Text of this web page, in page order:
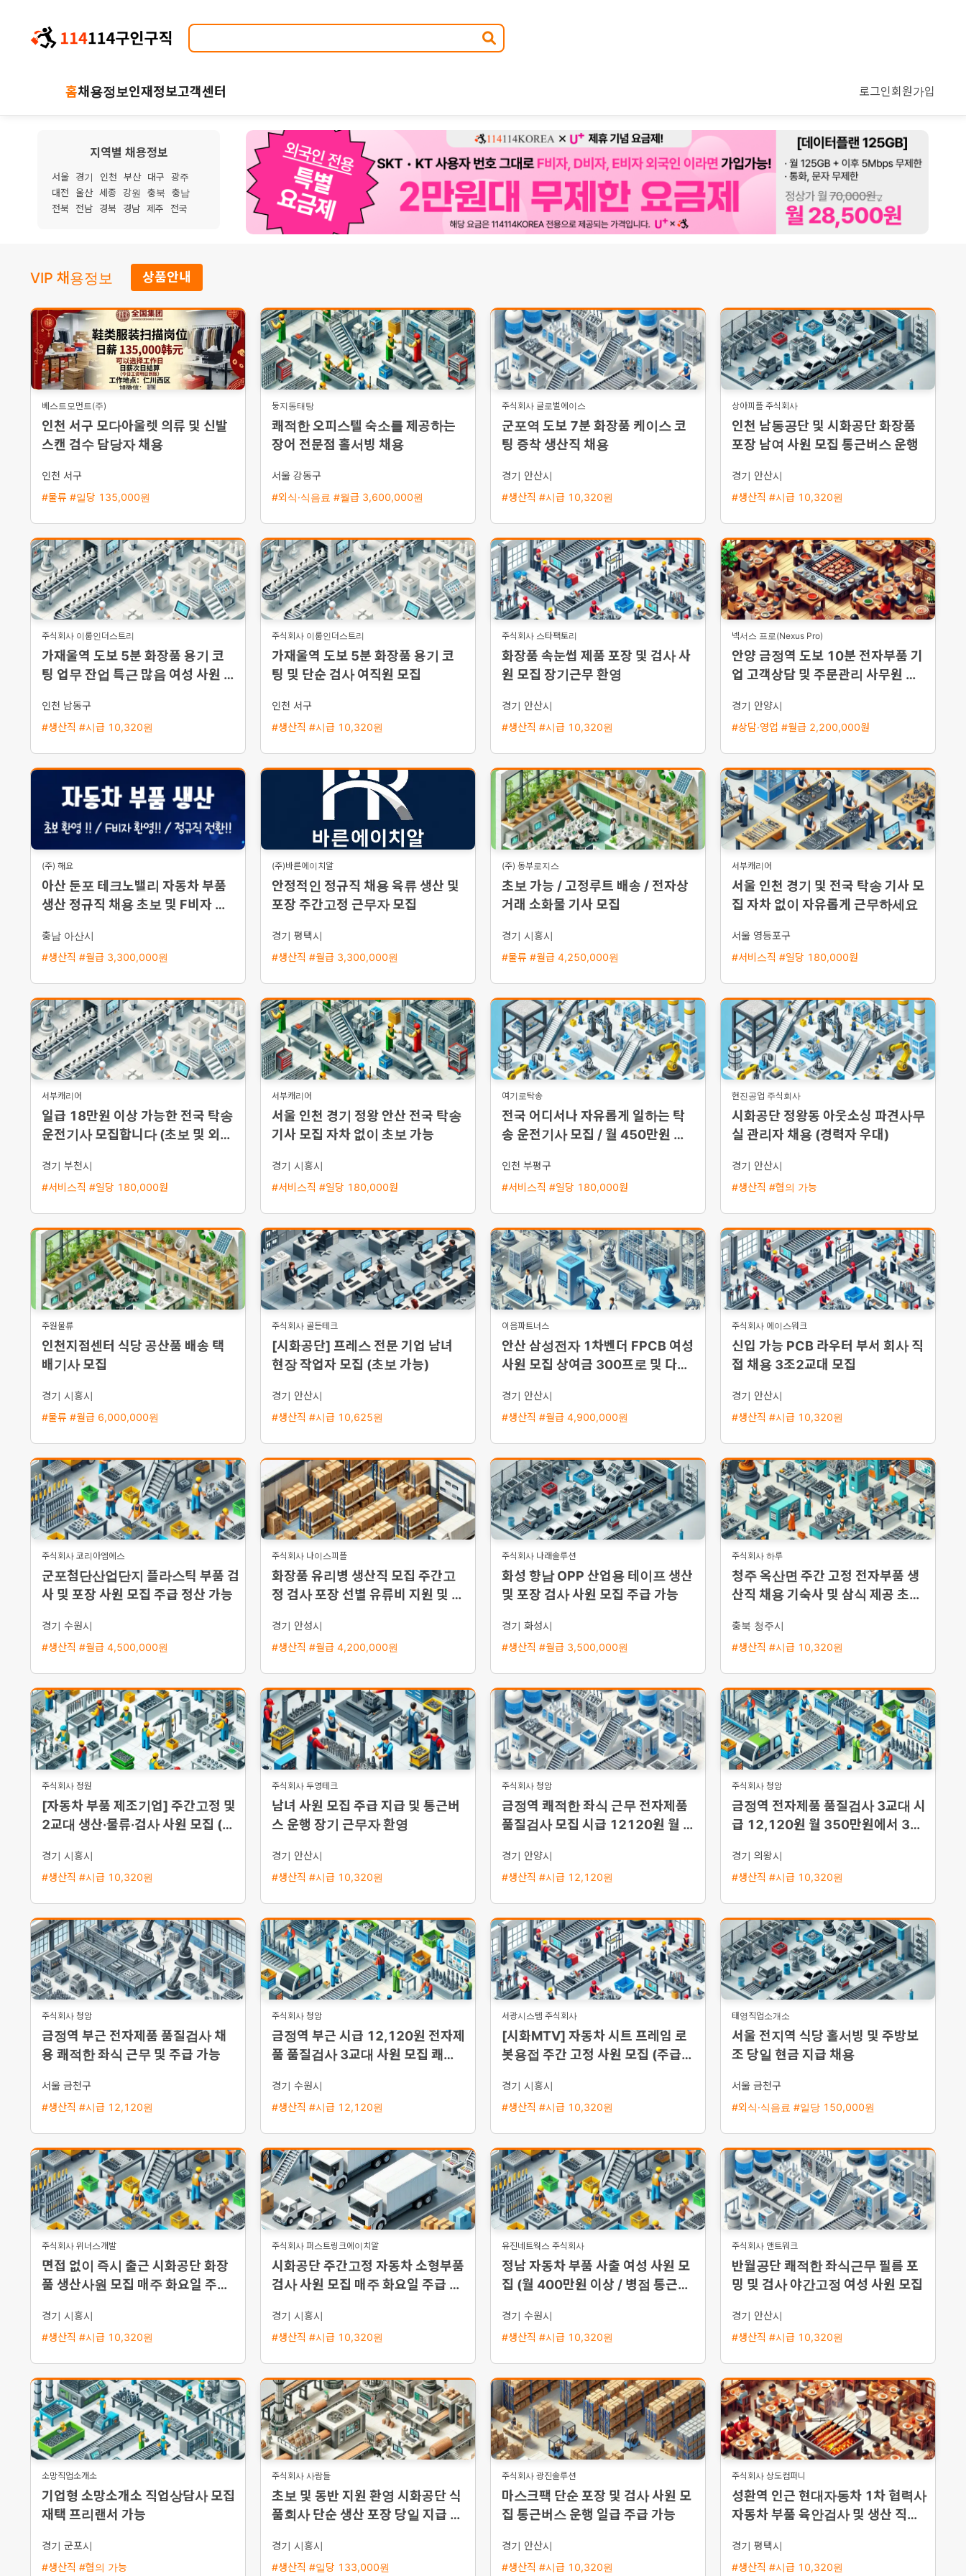
홈채용정보인재정보고객센터 로그인회원가입
지역별 채용정보
서울 경기 인천 부산 대구
광주
대전
울산 세종 강원 충북
충남
전북
전남 경북 경남 제주 전국
VIP 채용정보 상품안내
베스트모먼트(주)
인천 서구 모다아울렛 의류 및 신발
스캔 검수 담당자 채용
인천 서구
#물류 #일당 135,000원
둥지동태탕
쾌적한 오피스텔 숙소를 제공하는
장어 전문점 홀서빙 채용
서울 강동구
#외식·식음료 #월급 3,600,000원
주식회사 글로벌에이스
군포역 도보 7분 화장품 케이스 코
팅 증착 생산직 채용
경기 안산시
#생산직 #시급 10,320원
상아피플 주식회사
인천 남동공단 및 시화공단 화장품
포장 남여 사원 모집 통근버스 운행
경기 안산시
#생산직 #시급 10,320원
주식회사 이룸인더스트리
가재울역 도보 5분 화장품 용기 코
팅 업무 잔업 특근 많음 여성 사원 모
인천 남동구
#생산직 #시급 10,320원
주식회사 이룸인더스트리
가재울역 도보 5분 화장품 용기 코
팅 및 단순 검사 여직원 모집
인천 서구
#생산직 #시급 10,320원
주식회사 스타팩토리
화장품 속눈썹 제품 포장 및 검사 사
원 모집 장기근무 환영
경기 안산시
#생산직 #시급 10,320원
넥서스 프로(Nexus Pro)
안양 금정역 도보 10분 전자부품 기
업 고객상담 및 주문관리 사무원 채
경기 안양시
#상담·영업 #월급 2,200,000원
(주) 해요
아산 둔포 테크노밸리 자동차 부품
생산 정규직 채용 초보 및 F비자 환
충남 아산시
#생산직 #월급 3,300,000원
(주)바른에이치알
안정적인 정규직 채용 육류 생산 및
포장 주간고정 근무자 모집
경기 평택시
#생산직 #월급 3,300,000원
(주) 동부로지스
초보 가능 / 고정루트 배송 / 전자상
거래 소화물 기사 모집
경기 시흥시
#물류 #월급 4,250,000원
서부캐리어
서울 인천 경기 및 전국 탁송 기사 모
집 자차 없이 자유롭게 근무하세요
서울 영등포구
#서비스직 #일당 180,000원
서부캐리어
일급 18만원 이상 가능한 전국 탁송
운전기사 모집합니다 (초보 및 외국
경기 부천시
#서비스직 #일당 180,000원
서부캐리어
서울 인천 경기 정왕 안산 전국 탁송
기사 모집 자차 없이 초보 가능
경기 시흥시
#서비스직 #일당 180,000원
여기로탁송
전국 어디서나 자유롭게 일하는 탁
송 운전기사 모집 / 월 450만원 수
인천 부평구
#서비스직 #일당 180,000원
현진공업 주식회사
시화공단 정왕동 아웃소싱 파견사무
실 관리자 채용 (경력자 우대)
경기 안산시
#생산직 #협의 가능
주원물류
인천지점센터 식당 공산품 배송 택
배기사 모집
경기 시흥시
#물류 #월급 6,000,000원
주식회사 골든테크
[시화공단] 프레스 전문 기업 남녀
현장 작업자 모집 (초보 가능)
경기 안산시
#생산직 #시급 10,625원
이음파트너스
안산 삼성전자 1차벤더 FPCB 여성
사원 모집 상여금 300프로 및 다양
경기 안산시
#생산직 #월급 4,900,000원
주식회사 에이스워크
신입 가능 PCB 라우터 부서 회사 직
접 채용 3조2교대 모집
경기 안산시
#생산직 #시급 10,320원
주식회사 코리아엠에스
군포첨단산업단지 플라스틱 부품 검
사 및 포장 사원 모집 주급 정산 가능
경기 수원시
#생산직 #월급 4,500,000원
주식회사 나이스피플
화장품 유리병 생산직 모집 주간고
정 검사 포장 선별 유류비 지원 및 동
경기 안성시
#생산직 #월급 4,200,000원
주식회사 나래솔루션
화성 향남 OPP 산업용 테이프 생산
및 포장 검사 사원 모집 주급 가능
경기 화성시
#생산직 #월급 3,500,000원
주식회사 하루
청주 옥산면 주간 고정 전자부품 생
산직 채용 기숙사 및 삼식 제공 초보
충북 청주시
#생산직 #시급 10,320원
주식회사 정원
[자동차 부품 제조기업] 주간고정 및
2교대 생산·물류·검사 사원 모집 (초
경기 시흥시
#생산직 #시급 10,320원
주식회사 두영테크
남녀 사원 모집 주급 지급 및 통근버
스 운행 장기 근무자 환영
경기 안산시
#생산직 #시급 10,320원
주식회사 청암
금정역 쾌적한 좌식 근무 전자제품
품질검사 모집 시급 12120원 월 3
경기 안양시
#생산직 #시급 12,120원
주식회사 청암
금정역 전자제품 품질검사 3교대 시
급 12,120원 월 350만원에서 38
경기 의왕시
#생산직 #시급 10,320원
주식회사 청암
금정역 부근 전자제품 품질검사 채
용 쾌적한 좌식 근무 및 주급 가능
서울 금천구
#생산직 #시급 12,120원
주식회사 청암
금정역 부근 시급 12,120원 전자제
품 품질검사 3교대 사원 모집 쾌적
경기 수원시
#생산직 #시급 12,120원
서광시스템 주식회사
[시화MTV] 자동차 시트 프레임 로
봇용접 주간 고정 사원 모집 (주급
경기 시흥시
#생산직 #시급 10,320원
태영직업소개소
서울 전지역 식당 홀서빙 및 주방보
조 당일 현금 지급 채용
서울 금천구
#외식·식음료 #일당 150,000원
주식회사 위너스개발
면접 없이 즉시 출근 시화공단 화장
품 생산사원 모집 매주 화요일 주급
경기 시흥시
#생산직 #시급 10,320원
주식회사 퍼스트링크에이치알
시화공단 주간고정 자동차 소형부품
검사 사원 모집 매주 화요일 주급 지
경기 시흥시
#생산직 #시급 10,320원
유진네트웍스 주식회사
정남 자동차 부품 사출 여성 사원 모
집 (월 400만원 이상 / 병점 통근버
경기 수원시
#생산직 #시급 10,320원
주식회사 앤트워크
반월공단 쾌적한 좌식근무 필름 포
밍 및 검사 야간고정 여성 사원 모집
경기 안산시
#생산직 #시급 10,320원
소망직업소개소
기업형 소망소개소 직업상담사 모집
재택 프리랜서 가능
경기 군포시
#생산직 #협의 가능
주식회사 사람들
초보 및 동반 지원 환영 시화공단 식
품회사 단순 생산 포장 당일 지급 가
경기 시흥시
#생산직 #일당 133,000원
주식회사 광진솔루션
마스크팩 단순 포장 및 검사 사원 모
집 통근버스 운행 일급 주급 가능
경기 안산시
#생산직 #시급 10,320원
주식회사 상도컴퍼니
성환역 인근 현대자동차 1차 협력사
자동차 부품 육안검사 및 생산 직원
경기 평택시
#생산직 #시급 10,320원